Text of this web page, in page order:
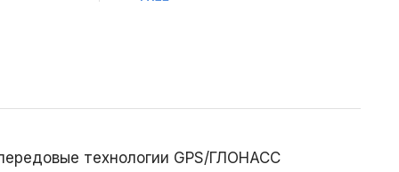
технологии GPS/ГЛОНАСС